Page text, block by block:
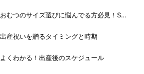
おむつのサイズ選びに悩んでる方必見！Sサ
出産祝いを贈るタイミングと時期
よくわかる！出産後のスケジュール